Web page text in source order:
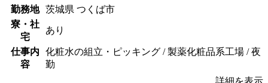
勤務地
茨城県 つくば市
寮・社
宅
あり
仕事内
容
化粧水の組立・ピッキング / 製薬化粧品系工場 / 夜
勤
詳細を表示